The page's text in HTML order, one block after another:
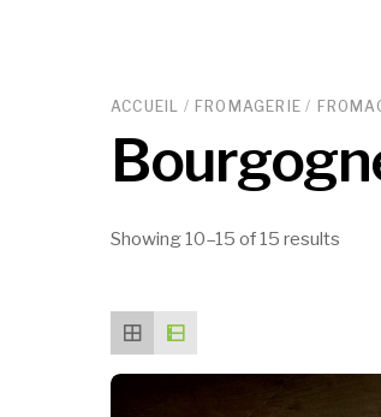
ACCUEIL / FROMAGERIE /
Showing 10–15 of 15 results